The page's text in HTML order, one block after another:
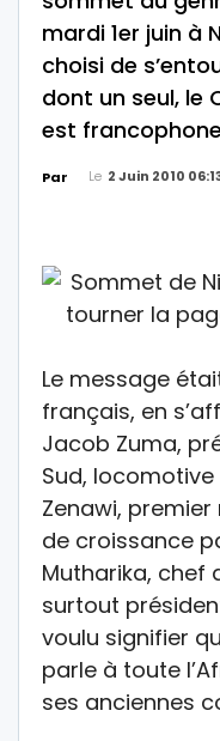
mardi 1er juin à
choisi de
dont un seul, le
est
Par Le 2 Juin 2010
Le message
français, en
Jacob Zuma,
Sud,
Zenawi, premier
de croissance
Mutharika, chef
surtout
voulu signifier
parle à toute
ses anciennes